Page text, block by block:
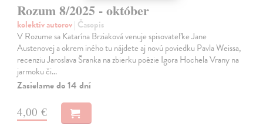
Rozum 8/2025 - október
kolektív autorov| Časopis
V Rozume sa Katarína Brziaková venuje spisovateľke Jane
Austenovej a okrem iného tu nájdete aj novú poviedku Pavla Weissa,
recenziu Jaroslava Šranka na zbierku poézie Igora Hochela Vrany na
jarmoku či…
Zasielame do 14 dní
4,00 €